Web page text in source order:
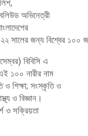
অভিনেত্রী
সালের জন্য বিশ্বের ১০০ জন
বিবিসি এ
১০০ নারীর নাম
ও শিক্ষা; সংস্কৃতি ও
ও বিজ্ঞান।
ও সক্রিয়তা